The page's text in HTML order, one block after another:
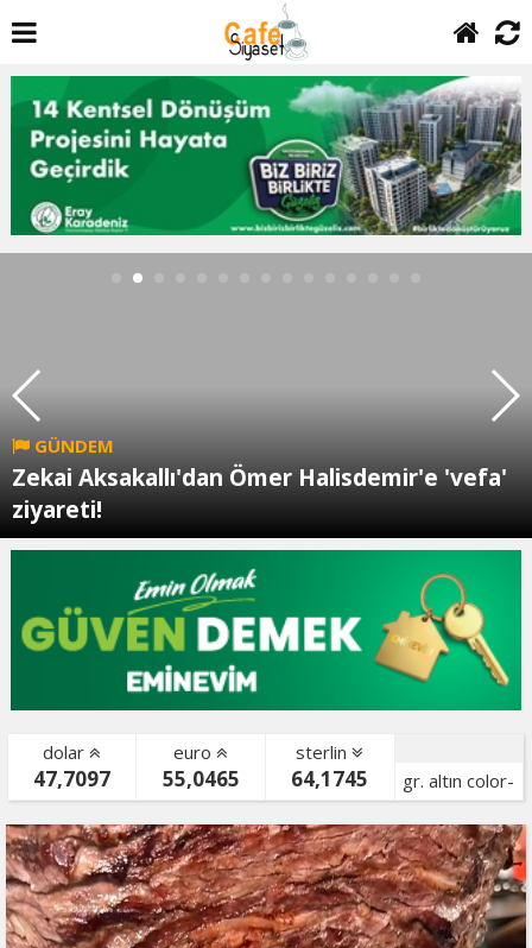
GÜNDEM
Zekai Aksakallı'dan Ömer Halisdemir'e 'vefa'
ziyareti!
dolar
47,7097
euro
55,0465
sterlin
64,1745
gr. altın color-
bist color-